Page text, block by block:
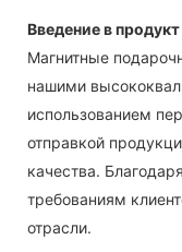
Введение в продукт
Магнитные
нашими
использованием
отправкой
качества.
требованиям
отрасли.